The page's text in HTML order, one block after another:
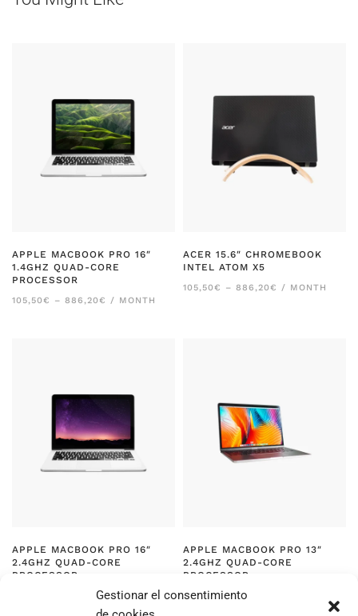
Gestionar el consentimiento
APPLE MACBOOK PRO 16″
1.4GHZ QUAD-CORE
PROCESSOR
105,50€ – 886,20€ RANGO
/ MONTH
ACER 15.6″ CHROMEBOOK
INTEL ATOM X5
105,50€ – 886,20€ RANGO
/ MONTH
APPLE MACBOOK PRO 16″
2.4GHZ QUAD-CORE
PROCESSOR
886,20€RANGO
/ MONTH
APPLE MACBOOK PRO 13″
2.4GHZ QUAD-CORE
PROCESSOR
105,50€ – 886,20